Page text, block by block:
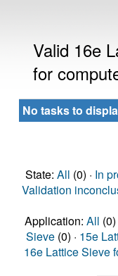
Valid 16e
for
No tasks to
State: All (0) · In
Validation
Application: All (0)
Sieve (0) · 15e
16e Lattice Sieve